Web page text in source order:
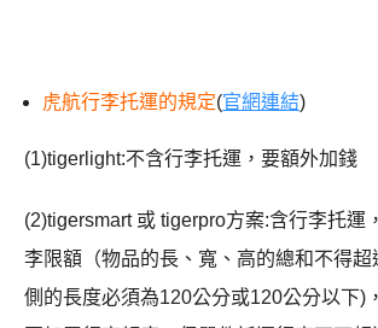
虎航行李托運的規定(官網連結)
(1)tigerlight:不含行李托運，要額外加錢
(2)tigersmart 或 tigerpro方案:含行李托運
李限額（物品的長、寬、高的總和不得
側的長度必須為120公分或120公分以下)